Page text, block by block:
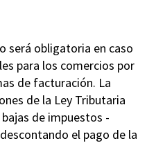
será obligatoria en caso
para los comercios por
de facturación. La
de la Ley Tributaria
de impuestos -
el pago de la